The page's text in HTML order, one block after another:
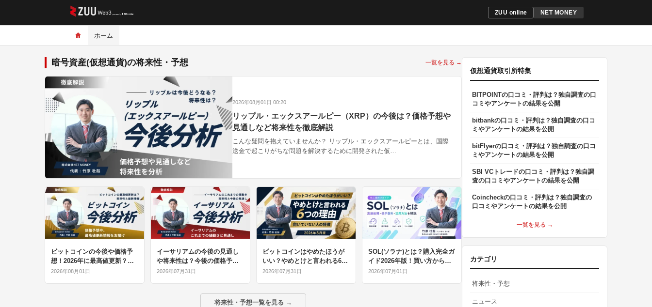
ZUU online NET MONEY
ホーム
暗号資産(仮想通貨)の将来性・予想 一覧を見る →
2026年08月01日 00:20
リップル・エックスアールピー（XRP）の今後は？価格予想や
見通しなど将来性を徹底解説
こんな疑問を抱えていませんか？ リップル・エックスアールピーとは、国際
送金で起こりがちな問題を解決するために開発された仮…
ビットコインの今後や価格予
想！2026年に最高値更新？将
来性や最新情報を徹底解説
2026年08月01日
イーサリアムの今後の見通し
や将来性は？今後の価格予測
やこれまでの値動きを解説
2026年07月31日
ビットコインはやめたほうが
いい？やめとけと言われる6つ
の理由と向いていない人の特
2026年07月31日
SOL(ソラナ)とは？購入完全ガ
イド2026年版！買い方から活
用方法まで徹底解説
2026年07月01日
将来性・予想一覧を見る →
仮想通貨取引所特集
BITPOINTの口コミ・評判は？独自調査の口
コミやアンケートの結果を公開
bitbankの口コミ・評判は？独自調査の口コ
ミやアンケートの結果を公開
bitFlyerの口コミ・評判は？独自調査の口コ
ミやアンケートの結果を公開
SBI VCトレードの口コミ・評判は？独自調
査の口コミやアンケートの結果を公開
Coincheckの口コミ・評判は？独自調査の
口コミやアンケートの結果を公開
一覧を見る →
カテゴリ
将来性・予想
ニュース